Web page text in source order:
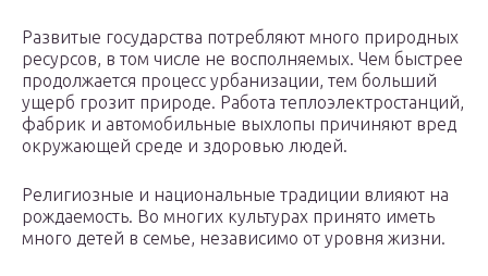
Развитые государства потребляют много природных
ресурсов, в том числе не восполняемых. Чем быстрее
продолжается процесс урбанизации, тем больший
ущерб грозит природе. Работа теплоэлектростанций,
фабрик и автомобильные выхлопы причиняют вред
окружающей среде и здоровью людей.
Религиозные и национальные традиции влияют на
рождаемость. Во многих культурах принято иметь
много детей в семье, независимо от уровня жизни.